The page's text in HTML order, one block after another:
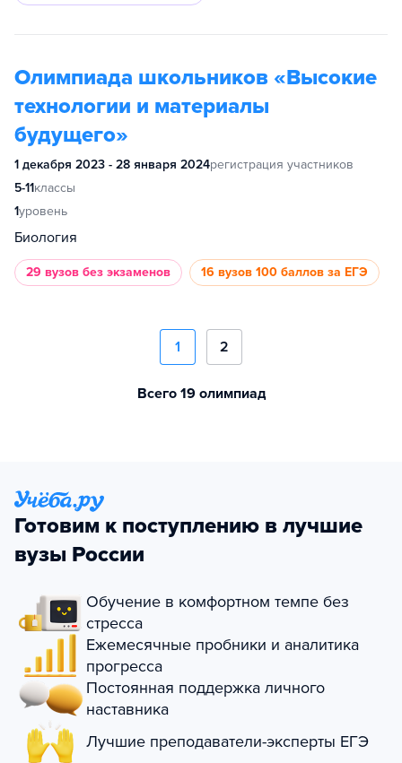
Олимпиада школьников «Высокие
технологии и материалы
будущего»
1 декабря 2023 - 28 января 2024регистрация участников
5-11классы
1уровень
Биология
29 вузов без экзаменов 16 вузов 100 баллов за ЕГЭ
1 2
Всего 19 олимпиад
Готовим к поступлению в лучшие
вузы России
Обучение в комфортном темпе без
стресса
Ежемесячные пробники и аналитика
прогресса
Постоянная поддержка личного
наставника
Лучшие преподаватели-эксперты ЕГЭ